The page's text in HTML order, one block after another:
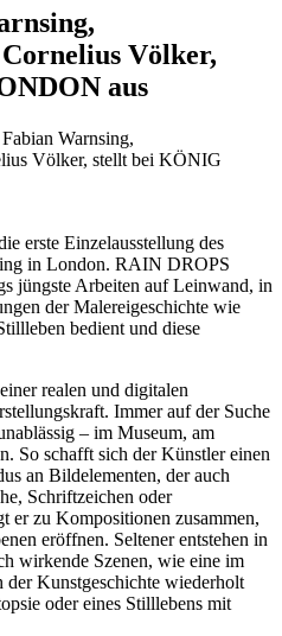
Völker,
aus
erste Einzelausstellung des
in London. RAIN DROPS
jüngste Arbeiten auf Leinwand, in
der Malereigeschichte wie
bedient und diese
realen und digitalen
Immer auf der Suche
– im Museum, am
So schafft sich der Künstler einen
an Bildelementen, der auch
Schriftzeichen oder
er zu Kompositionen zusammen,
eröffnen. Seltener entstehen in
wirkende Szenen, wie eine im
der Kunstgeschichte wiederholt
oder eines Stilllebens mit